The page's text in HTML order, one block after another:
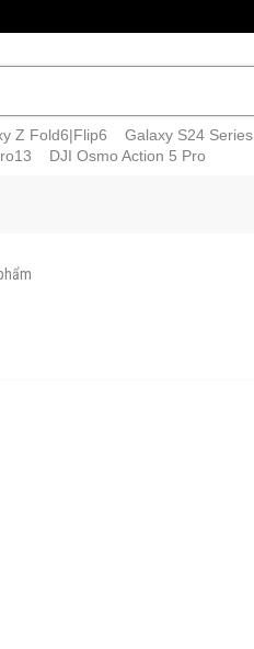
Z Fold6|Flip6 Galaxy S24 Series
DJI Osmo Action 5 Pro